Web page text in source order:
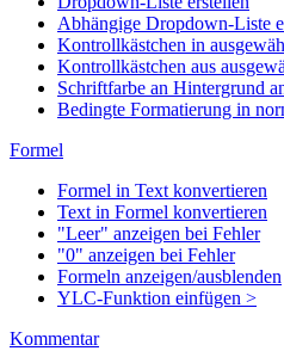
Abhängige Dropdown-Liste
Kontrollkästchen in
Kontrollkästchen aus
Schriftfarbe an Hintergrund
Bedingte Formatierung in
Formel
Formel in Text konvertieren
Text in Formel konvertieren
"Leer" anzeigen bei Fehler
"0" anzeigen bei Fehler
Formeln anzeigen/ausblenden
YLC-Funktion einfügen >
Kommentar